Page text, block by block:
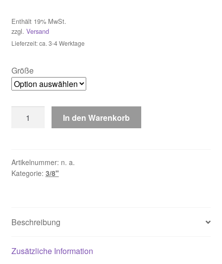
Enthält 19% MwSt.
zzgl. Versand
Lieferzeit: ca. 3-4 Werktage
Größe
professional
Zoll
6-
3/8"
In den Warenkorb
Artikelnummer: n. a.
Kategorie: 3/8"
Beschreibung
Zusätzliche Information